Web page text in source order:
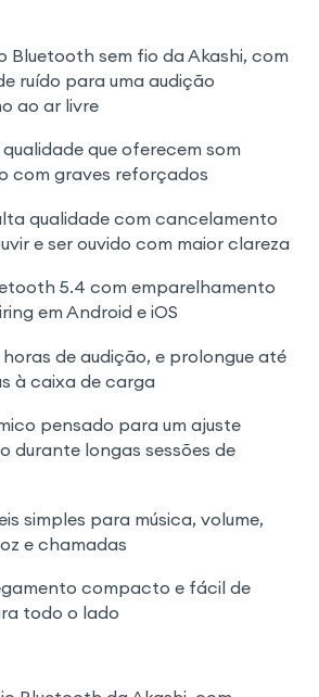
Bluetooth sem fio da Akashi, com
ruído para uma audição
ao ar livre
que oferecem som
com graves reforçados
qualidade com cancelamento
e ser ouvido com maior clareza
5.4 com emparelhamento
em Android e iOS
de audição, e prolongue até
à caixa de carga
pensado para um ajuste
durante longas sessões de
simples para música, volume,
e chamadas
compacto e fácil de
todo o lado